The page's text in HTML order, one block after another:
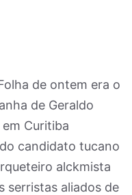
de ontem era o
de Geraldo
Curitiba
candidato tucano
alckmista
serristas aliados de